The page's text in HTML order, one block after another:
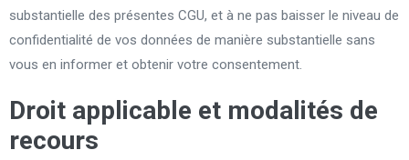
substantielle des présentes CGU, et à ne pas baisser le niveau de
confidentialité de vos données de manière substantielle sans
vous en informer et obtenir votre consentement.
Droit applicable et modalités de
recours